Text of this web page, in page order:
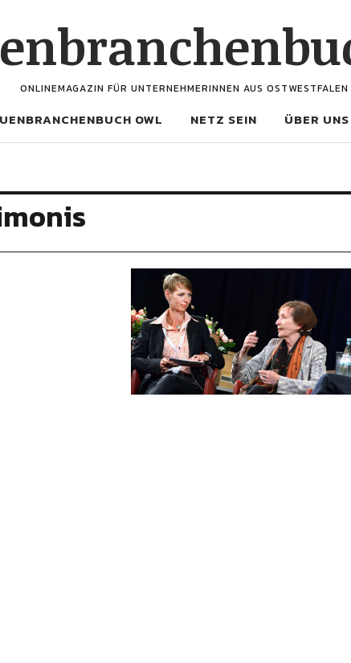
ONLINEMAGAZIN FÜR UNTERNEHMERINNEN AUS
OWL NETZ SEIN ÜBER UNS